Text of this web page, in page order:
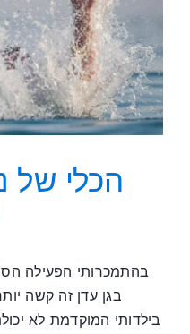
הכלי של
בהתמכרותי הפעילה
בגן עדן זה קשה
בילדותי המוקדמת לא